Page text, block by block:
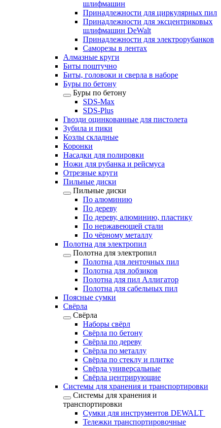
шлифмашин
Принадлежности для циркулярных пил
Принадлежности для эксцентриковых
шлифмашин DeWalt
Принадлежности для электрорубанков
Саморезы в лентах
Алмазные круги
Биты поштучно
Биты, головоки и сверла в наборе
Буры по бетону
Буры по бетону
SDS-Max
SDS-Plus
Гвозди оцинкованные для пистолета
Зубила и пики
Козлы складные
Коронки
Насадки для полировки
Ножи для рубанка и рейсмуса
Отрезные круги
Пильные диски
Пильные диски
По алюминию
По дереву
По дереву, алюминию, пластику
По нержавеющей стали
По чёрному металлу
Полотна для электропил
Полотна для электропил
Полотна для ленточных пил
Полотна для лобзиков
Полотна для пил Аллигатор
Полотна для сабельных пил
Поясные сумки
Свёрла
Свёрла
Наборы свёрл
Свёрла по бетону
Свёрла по дереву
Свёрла по металлу
Свёрла по стеклу и плитке
Свёрла универсальные
Свёрла центрирующие
Системы для хранения и транспортировки
Системы для хранения и
транспортировки
Сумки для инструментов DEWALT
Тележки транспортировочные